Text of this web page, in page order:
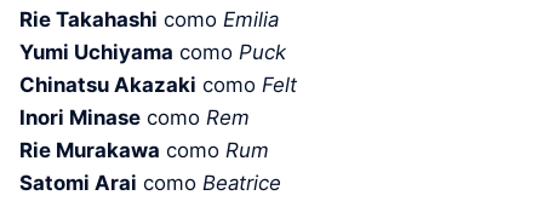
Rie Takahashi como Emilia
Yumi Uchiyama como Puck
Chinatsu Akazaki como Felt
Inori Minase como Rem
Rie Murakawa como Rum
Satomi Arai como Beatrice